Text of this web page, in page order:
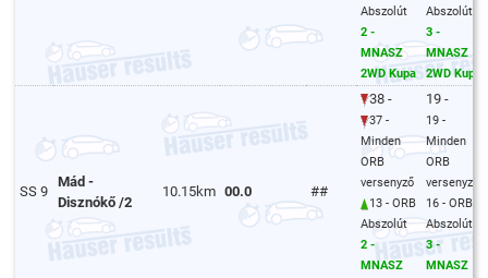
Abszolút
2 -
MNASZ
2WD Kupa
Abszolút
3 -
MNASZ
2WD Kupa
SS 9
Mád -
Disznókő /2
10.15km 00.0 ##
38 -
37 -
Minden
ORB
versenyző
13 - ORB
Abszolút
2 -
MNASZ
19 -
19 -
Minden
ORB
versenyző
16 - ORB
Abszolút
3 -
MNASZ